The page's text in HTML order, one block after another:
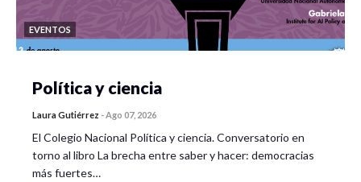
EVENTOS
Política y ciencia
Laura Gutiérrez -Ago 07, 2026
El Colegio Nacional Política y ciencia. Conversatorio en
torno al libro La brecha entre saber y hacer: democracias
más fuertes…